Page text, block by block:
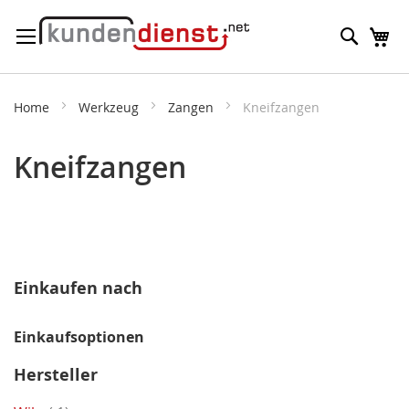
zum
Suche
Home Werkzeug Zangen Kneifzangen
Kneifzangen
Einkaufen nach
Einkaufsoptionen
Hersteller